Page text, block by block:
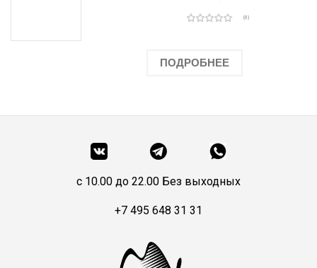
(0)
ПОДРОБНЕЕ
c 10.00 до 22.00 Без выходных
+7 495 648 31 31